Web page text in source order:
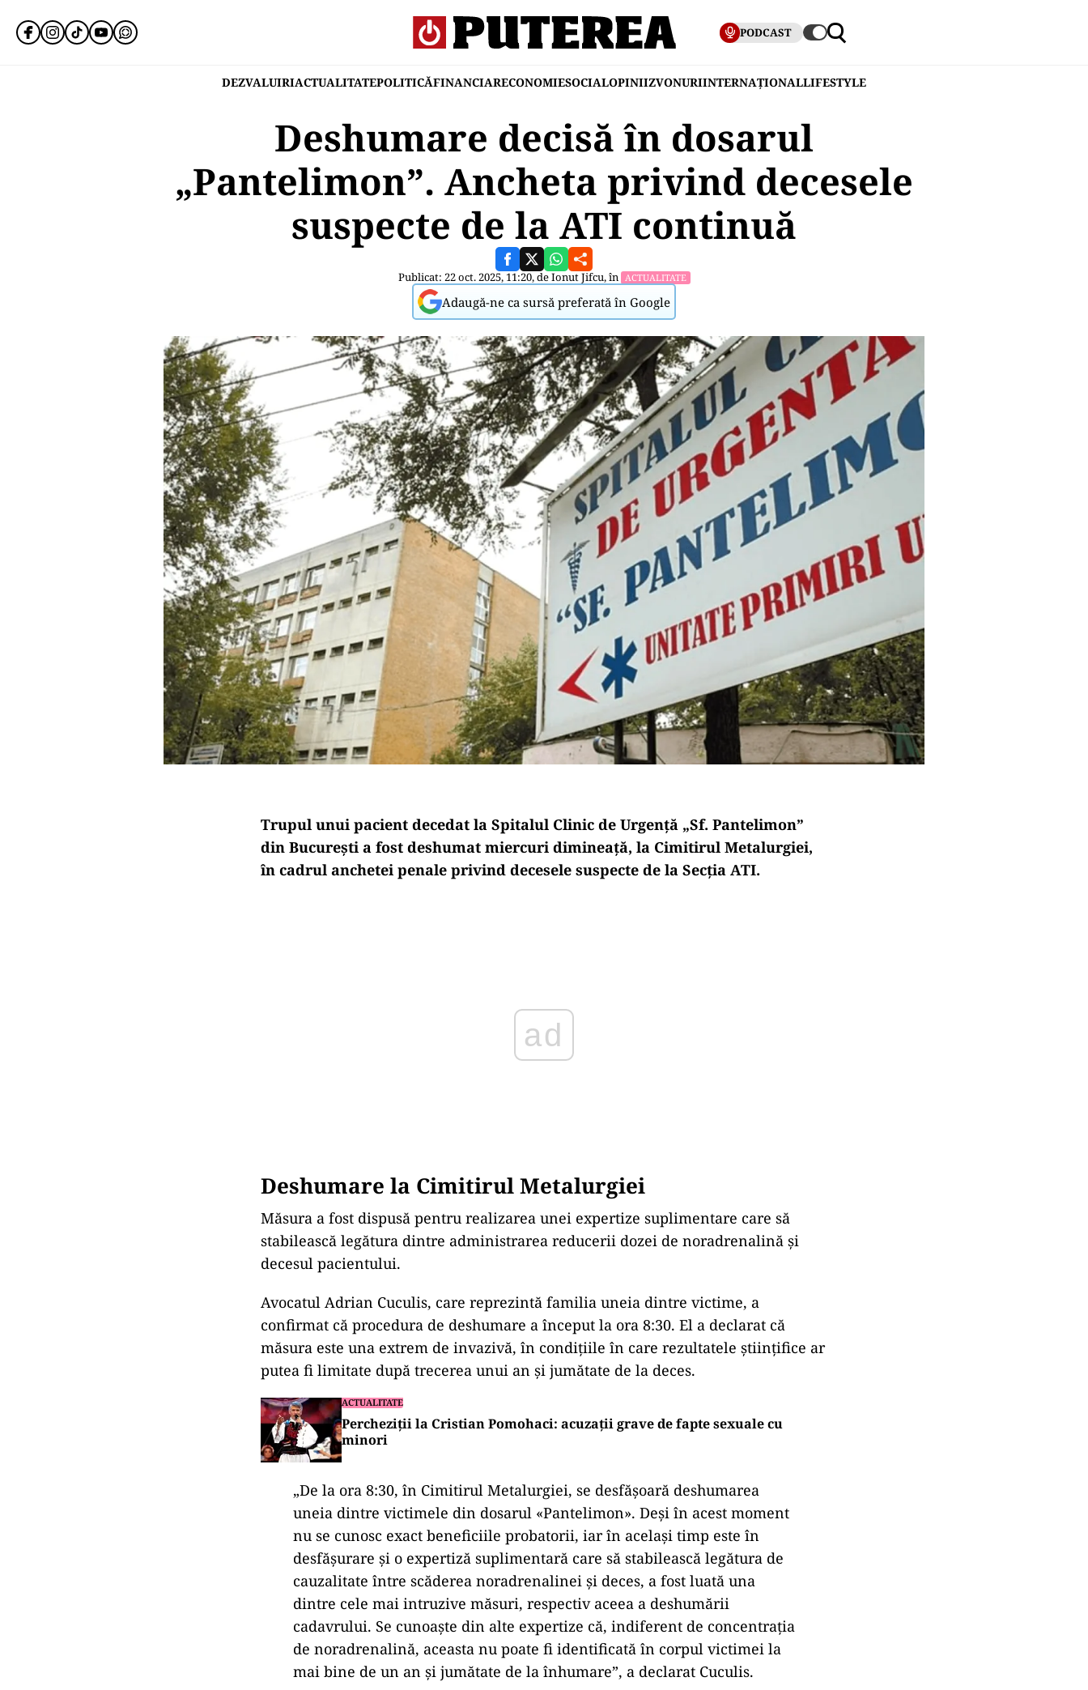
PODCAST
DEZVALUIRIACTUALITATEPOLITICĂFINANCIARECONOMIESOCIALOPINIIZVONURIINTERNAȚIONALLIFESTYLE
Deshumare decisă în dosarul
„Pantelimon”. Ancheta privind decesele
suspecte de la ATI continuă
Publicat: 22 oct. 2025, 11:20, deIonut Jifcu, în ACTUALITATE
Adaugă-ne ca sursă preferată în Google
Trupul unui pacient decedat la Spitalul Clinic de Urgență „Sf. Pantelimon”
din București a fost deshumat miercuri dimineață, la Cimitirul Metalurgiei,
în cadrul anchetei penale privind decesele suspecte de la Secția ATI.
Deshumare la Cimitirul Metalurgiei
Măsura a fost dispusă pentru realizarea unei expertize suplimentare care să
stabilească legătura dintre administrarea reducerii dozei de noradrenalină și
decesul pacientului.
Avocatul Adrian Cuculis, care reprezintă familia uneia dintre victime, a
confirmat că procedura de deshumare a început la ora 8:30. El a declarat că
măsura este una extrem de invazivă, în condițiile în care rezultatele științifice ar
putea fi limitate după trecerea unui an și jumătate de la deces.
ACTUALITATE
Percheziții la Cristian Pomohaci: acuzații grave de fapte sexuale cu
minori
„De la ora 8:30, în Cimitirul Metalurgiei, se desfășoară deshumarea
uneia dintre victimele din dosarul «Pantelimon». Deși în acest moment
nu se cunosc exact beneficiile probatorii, iar în același timp este în
desfășurare și o expertiză suplimentară care să stabilească legătura de
cauzalitate între scăderea noradrenalinei și deces, a fost luată una
dintre cele mai intruzive măsuri, respectiv aceea a deshumării
cadavrului. Se cunoaște din alte expertize că, indiferent de concentrația
de noradrenalină, aceasta nu poate fi identificată în corpul victimei la
mai bine de un an și jumătate de la înhumare”, a declarat Cuculis.